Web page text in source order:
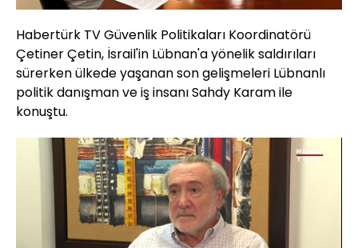
Habertürk TV Güvenlik Politikaları Koordinatörü
Çetiner Çetin, İsrail'in Lübnan'a yönelik saldırıları
sürerken ülkede yaşanan son gelişmeleri Lübnanlı
politik danışman ve iş insanı Sahdy Karam ile
konuştu.